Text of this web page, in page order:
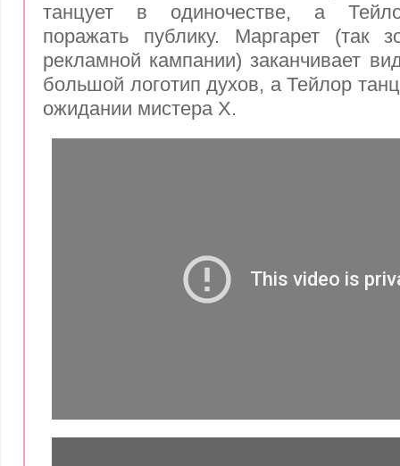
танцует в одиночестве, а
поражать публику. Маргарет (так
рекламной кампании) заканчивает
большой логотип духов, а Тейлор
ожидании мистера X.